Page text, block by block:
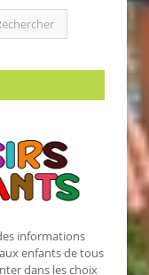
informations
enfants de tous
dans les choix